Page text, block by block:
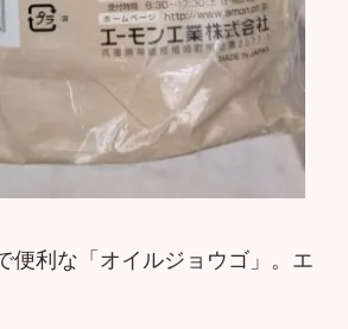
便利な「オイルジョウゴ」。エ